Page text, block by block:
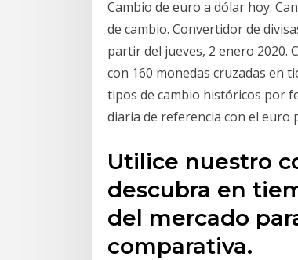
Cambio de euro a dólar hoy.
de cambio. Convertidor de
partir del jueves, 2 enero 2020.
con 160 monedas cruzadas en
tipos de cambio históricos por
diaria de referencia con el euro
Utilice nuestro
descubra en
del mercado
comparativa.